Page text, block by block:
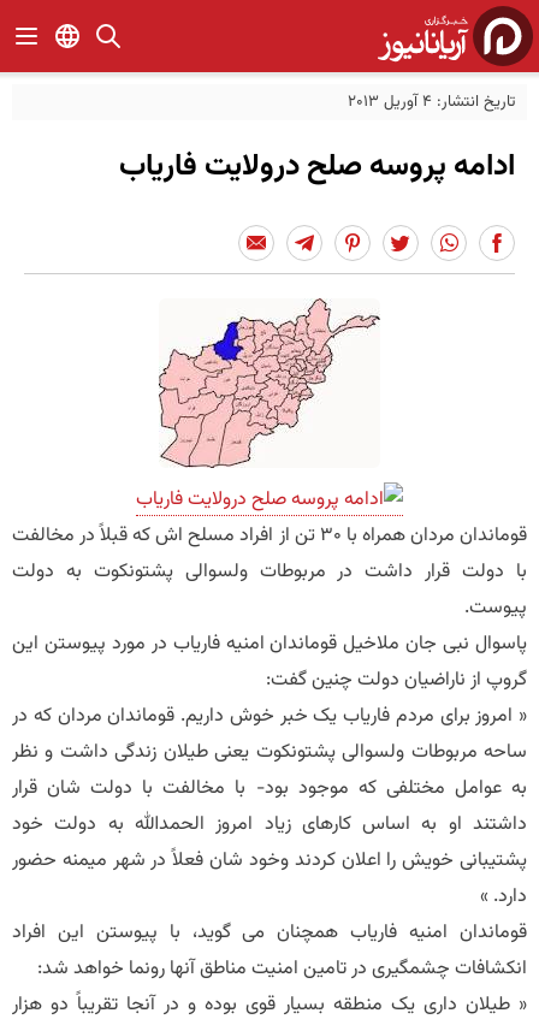
تاریخ انتشار: 4 آوریل 2013
ادامه پروسه صلح درولایت فاریاب
قوماندان مردان همراه با 30 تن از افراد مسلح اش که قبلاً در مخالفت
با دولت قرار داشت در مربوطات ولسوالی پشتونکوت به دولت
پیوست.
پاسوال نبی جان ملاخیل قوماندان امنیه فاریاب در مورد پیوستن این
گروپ از ناراضیان دولت چنین گفت:
« امروز برای مردم فاریاب یک خبر خوش داریم. قوماندان مردان که در
ساحه مربوطات ولسوالی پشتونکوت یعنی طیلان زندگی داشت و نظر
به عوامل مختلفی که موجود بود- با مخالفت با دولت شان قرار
داشتند او به اساس کارهای زیاد امروز الحمدالله به دولت خود
پشتیبانی خویش را اعلان کردند وخود شان فعلاً در شهر میمنه حضور
دارد. »
قوماندان امنیه فاریاب همچنان می گوید، با پیوستن این افراد
انکشافات چشمگیری در تامین امنیت مناطق آنها رونما خواهد شد:
« طیلان داری یک منطقه بسیار قوی بوده و در آنجا تقریباً دو هزار